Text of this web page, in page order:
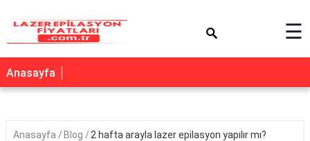
☰
Anasayfa
Anasayfa Blog 2 hafta arayla lazer epilasyon yapılır mı?